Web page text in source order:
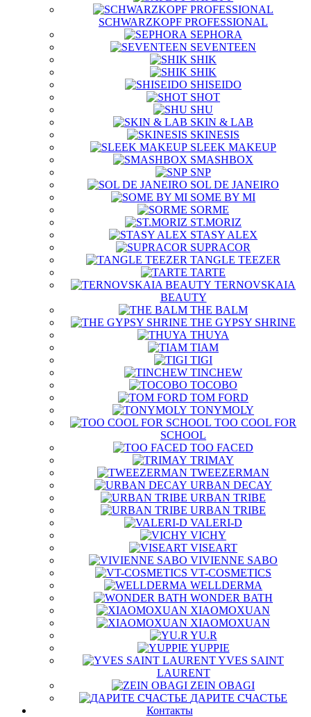
SCHWARZKOPF PROFESSIONAL
SEPHORA
SEVENTEEN
SHIK
SHIK
SHISEIDO
SHOT
SHU
SKIN & LAB
SKINESIS
SLEEK MAKEUP
SMASHBOX
SNP
SOL DE JANEIRO
SOME BY MI
SORME
ST.MORIZ
STASY ALEX
SUPRACOR
TANGLE TEEZER
TARTE
TERNOVSKAIA
BEAUTY
THE BALM
THE GYPSY SHRINE
THUYA
TIAM
TIGI
TINCHEW
TOCOBO
TOM FORD
TONYMOLY
TOO COOL FOR
SCHOOL
TOO FACED
TRIMAY
TWEEZERMAN
URBAN DECAY
URBAN TRIBE
URBAN TRIBE
VALERI-D
VICHY
VISEART
VIVIENNE SABO
VT-COSMETICS
WELLDERMA
WONDER BATH
XIAOMOXUAN
XIAOMOXUAN
YU.R
YUPPIE
YVES SAINT
LAURENT
ZEIN OBAGI
ДАРИТЕ СЧАСТЬЕ
Контакты